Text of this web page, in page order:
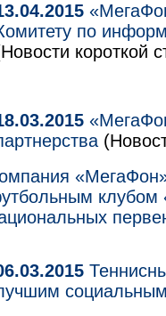
по
короткой
клубом